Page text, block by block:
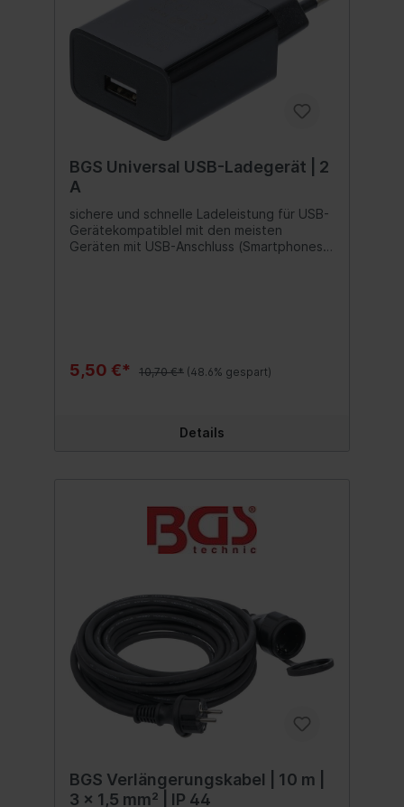
BGS Universal USB-Ladegerät | 2
A
sichere und schnelle Ladeleistung für USB-
Gerätekompatiblel mit den meisten
Geräten mit USB-Anschluss (Smartphones,
Wechselstrom 100V - 240 V, 50 - 60 Hz,
5,50 €* 10,70 €* (48.6% gespart)
Details
BGS Verlängerungskabel | 10 m |
3 x 1,5 mm² | IP 44